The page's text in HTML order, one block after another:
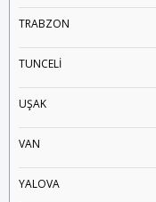
TRABZON
TUNCELİ
UŞAK
VAN
YALOVA